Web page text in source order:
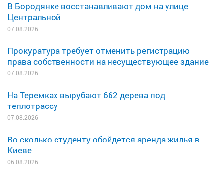
В Бородянке восстанавливают дом на улице
Центральной
07.08.2026
Прокуратура требует отменить регистрацию
права собственности на несуществующее здание
07.08.2026
На Теремках вырубают 662 дерева под
теплотрассу
07.08.2026
Во сколько студенту обойдется аренда жилья в
Киеве
06.08.2026